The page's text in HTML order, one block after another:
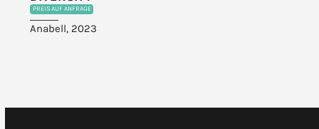
PREIS AUF ANFRAGE
Anabell, 2023